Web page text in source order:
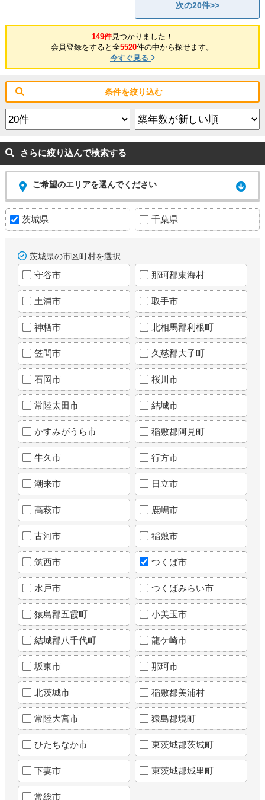
次の20件>>
149件見つかりました！
会員登録をすると全5520件の中から探せます。
今すぐ見る
条件を絞り込む
さらに絞り込んで検索する
ご希望のエリアを選んでください
茨城県 千葉県
茨城県の市区町村を選択
守谷市 那珂郡東海村
土浦市 取手市
神栖市 北相馬郡利根町
笠間市 久慈郡大子町
石岡市 桜川市
常陸太田市 結城市
かすみがうら市 稲敷郡阿見町
牛久市 行方市
潮来市 日立市
高萩市 鹿嶋市
古河市 稲敷市
筑西市 つくば市
水戸市 つくばみらい市
猿島郡五霞町 小美玉市
結城郡八千代町 龍ケ崎市
坂東市 那珂市
北茨城市 稲敷郡美浦村
常陸大宮市 猿島郡境町
ひたちなか市 東茨城郡茨城町
下妻市 東茨城郡城里町
常総市